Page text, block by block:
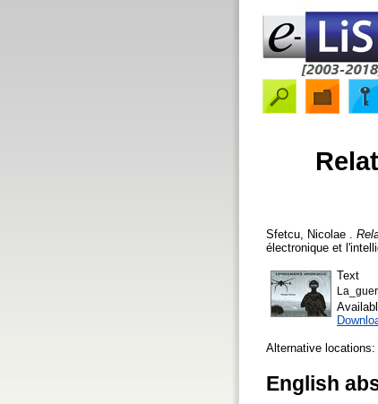
Sfetcu, Nicolae
électronique et
Text
Alternative locations:
English